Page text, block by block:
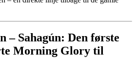
– Sahagún: Den første
Morning Glory til